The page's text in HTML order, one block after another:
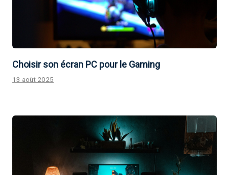
Choisir son écran PC pour le Gaming
13 août 2025